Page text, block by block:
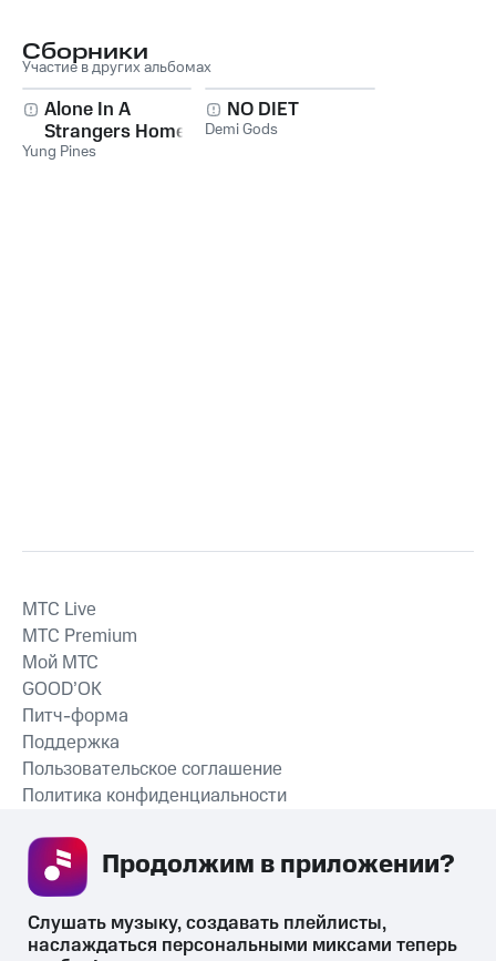
Сборники
Участие в других альбомах
Alone In A
Strangers Home
Yung Pines
NO DIET
Demi Gods
СКАЧАТЬ ПРИЛОЖЕНИЕ
MTС Live
MTС Premium
Мой МТС
GOOD’OK
Питч-форма
Поддержка
Пользовательское соглашение
Политика конфиденциальности
Слушать музыку, создавать плейлисты,
наслаждаться персональными миксами теперь